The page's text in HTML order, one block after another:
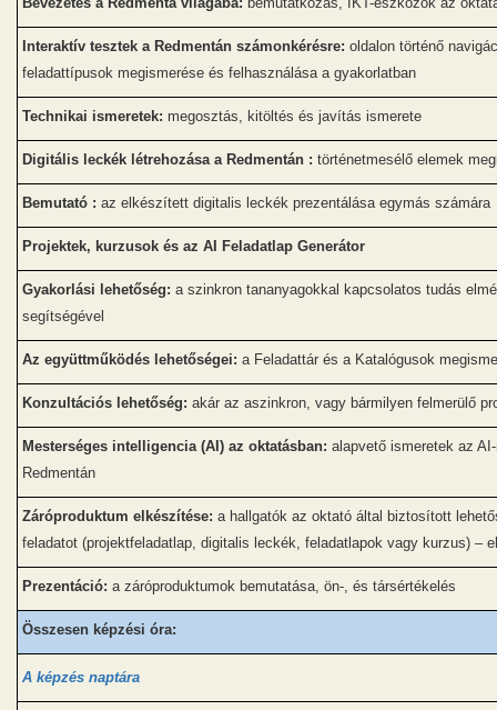
Interaktív tesztek a Redmentán számonkérésre: oldalon történő
feladattípusok megismerése és felhasználása a gyakorlatban
Technikai ismeretek: megosztás, kitöltés és javítás ismerete
Digitális leckék létrehozása a Redmentán : történetmesélő elemek
Bemutató : az elkészített digitalis leckék prezentálása egymás számára
Projektek, kurzusok és az AI Feladatlap Generátor
Gyakorlási lehetőség: a szinkron tananyagokkal kapcsolatos tudás
segítségével
Az együttműködés lehetőségei: a Feladattár és a Katalógusok
Konzultációs lehetőség: akár az aszinkron, vagy bármilyen felmerülő
Mesterséges intelligencia (AI) az oktatásban: alapvető ismeretek az
Redmentán
Záróproduktum elkészítése: a hallgatók az oktató által biztosított
feladatot (projektfeladatlap, digitalis leckék, feladatlapok vagy kurzus) –
Prezentáció: a záróproduktumok bemutatása, ön-, és társértékelés
Összesen képzési óra:
A képzés naptára